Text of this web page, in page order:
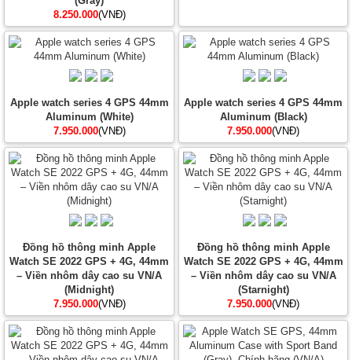
8.250.000(VNĐ)
Apple watch series 4 GPS 44mm
Aluminum (White)
7.950.000(VNĐ)
Apple watch series 4 GPS 44mm
Aluminum (Black)
7.950.000(VNĐ)
Đồng hồ thông minh Apple
Watch SE 2022 GPS + 4G, 44mm
– Viền nhôm dây cao su VN/A
(Midnight)
7.950.000(VNĐ)
Đồng hồ thông minh Apple
Watch SE 2022 GPS + 4G, 44mm
– Viền nhôm dây cao su VN/A
(Starnight)
7.950.000(VNĐ)